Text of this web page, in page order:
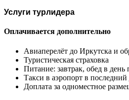
Услуги турлидера
Оплачивается дополнительно
Авиаперелёт до Иркутска и
Туристическая страховка
Питание: завтрак, обед в день
Такси в аэропорт в последний
Доплата за одноместное